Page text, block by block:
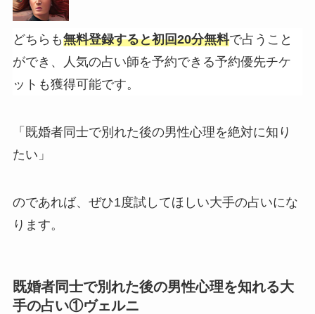
どちらも無料登録すると初回20分無料で占うこと
ができ、人気の占い師を予約できる予約優先チケ
ットも獲得可能です。
「既婚者同士で別れた後の男性心理を絶対に知り
たい」
のであれば、ぜひ1度試してほしい大手の占いにな
ります。
既婚者同士で別れた後の男性心理を知れる大
手の占い①ヴェルニ